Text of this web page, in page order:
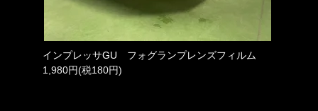
インプレッサGU フォグランプレンズフィルム
1,980円(税180円)